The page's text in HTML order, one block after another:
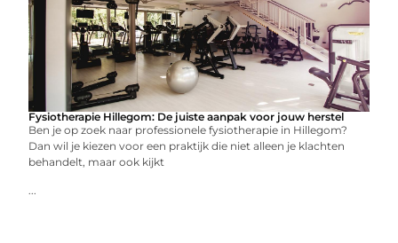
Fysiotherapie Hillegom: De juiste aanpak voor jouw herstel
Ben je op zoek naar professionele fysiotherapie in Hillegom?
Dan wil je kiezen voor een praktijk die niet alleen je klachten
behandelt, maar ook kijkt
...